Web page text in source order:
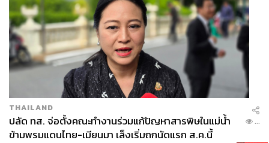
THAILAND
ปลัด ทส. จ่อตั้งคณะทำงานร่วมแก้ปัญหาสารพิษในแม่น้ำ
ข้ามพรมแดนไทย-เมียนมา เล็งเริ่มถกนัดแรก ส.ค.นี้
...